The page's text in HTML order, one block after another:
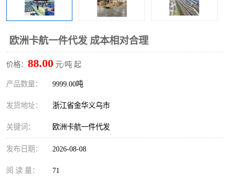
欧洲卡航一件代发 成本相对合理
价格： 88.00 元/吨 起
产品数量： 9999.00吨
发货地址： 浙江省金华义乌市
关键词： 欧洲卡航一件代发
发布日期： 2026-08-08
阅 读 量： 71